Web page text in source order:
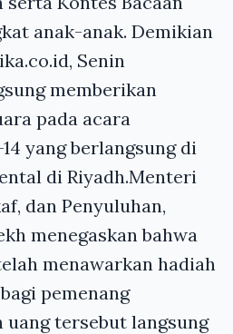
anak-anak. Demikian
Senin
memberikan
pada acara
yang berlangsung di
di Riyadh.Menteri
dan Penyuluhan,
menegaskan bahwa
menawarkan hadiah
pemenang
uang tersebut langsung